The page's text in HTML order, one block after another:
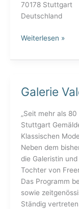
70178 Stuttgart
Deutschland
Weiterlesen »
Galerie
„Seit mehr als
Stuttgart
Klassischen
Neben dem
die Galeristin
Tochter von
Das Programm
sowie
Ständig
Galerie
in
Stuttgart